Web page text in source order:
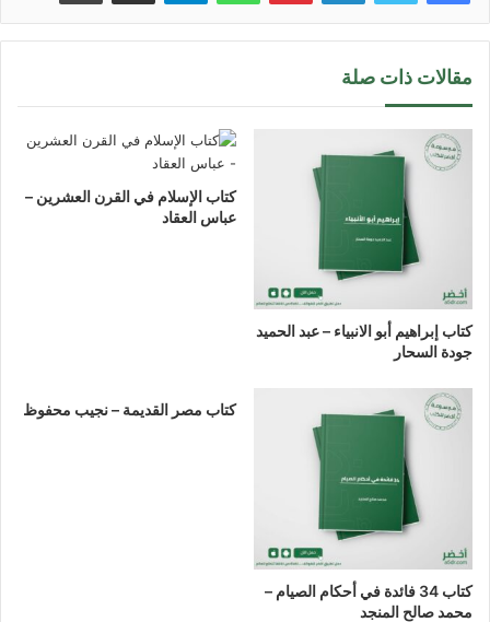
مقالات ذات صلة
كتاب إبراهيم أبو الانبياء – عبد الحميد
جودة السحار
كتاب الإسلام في القرن العشرين –
عباس العقاد
كتاب 34 فائدة في أحكام الصيام –
محمد صالح المنجد
كتاب مصر القديمة – نجيب محفوظ